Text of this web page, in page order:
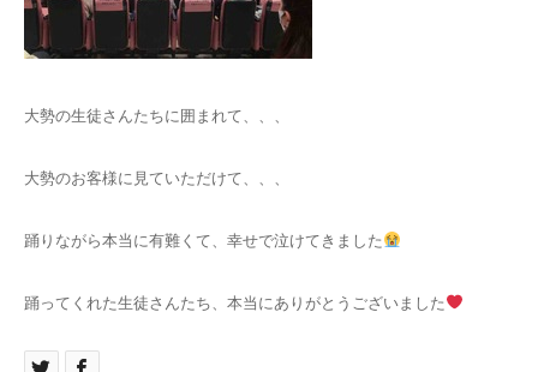
大勢の生徒さんたちに囲まれて、、、
大勢のお客様に見ていただけて、、、
踊りながら本当に有難くて、幸せで泣けてきました
踊ってくれた生徒さんたち、本当にありがとうございました